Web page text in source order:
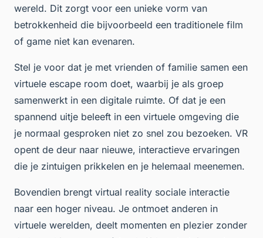
wereld. Dit zorgt voor een unieke vorm van
betrokkenheid die bijvoorbeeld een traditionele film
of game niet kan evenaren.
Stel je voor dat je met vrienden of familie samen een
virtuele escape room doet, waarbij je als groep
samenwerkt in een digitale ruimte. Of dat je een
spannend uitje beleeft in een virtuele omgeving die
je normaal gesproken niet zo snel zou bezoeken. VR
opent de deur naar nieuwe, interactieve ervaringen
die je zintuigen prikkelen en je helemaal meenemen.
Bovendien brengt virtual reality sociale interactie
naar een hoger niveau. Je ontmoet anderen in
virtuele werelden, deelt momenten en plezier zonder